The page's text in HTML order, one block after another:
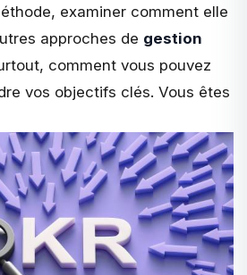
examiner comment elle
approches de gestion
comment vous pouvez
vos objectifs clés. Vous êtes